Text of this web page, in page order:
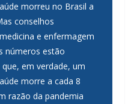
morreu no Brasil a
conselhos
e enfermagem
números estão
em verdade, um
morre a cada 8
razão da pandemia